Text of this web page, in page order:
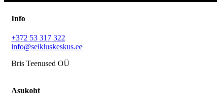
Info
+372 53 317 322
info@seikluskeskus.ee
Bris Teenused OÜ
Asukoht